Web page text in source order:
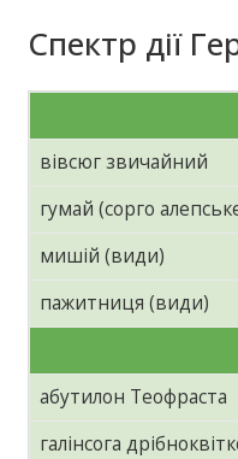
Спектр дії
вівсюг звичайний
гумай (сорго
мишій (види)
пажитниця (види)
абутилон Теофраста
галінсога